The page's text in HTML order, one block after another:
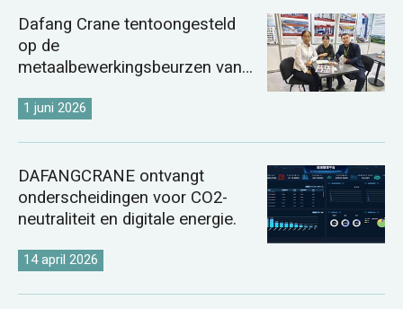
Dafang Crane tentoongesteld
op de
metaalbewerkingsbeurzen van
2026.
1 juni 2026
DAFANGCRANE ontvangt
onderscheidingen voor CO2-
neutraliteit en digitale energie.
14 april 2026